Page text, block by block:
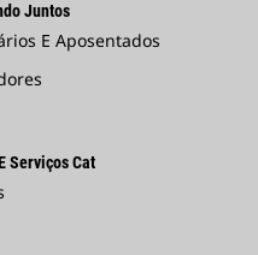
Juntos
E Aposentados
Serviços Cat